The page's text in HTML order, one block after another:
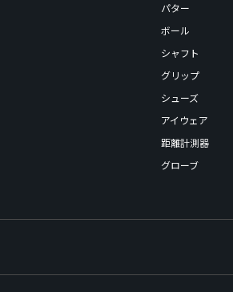
パター
ボール
シャフト
グリップ
シューズ
アイウェア
距離計測器
グローブ